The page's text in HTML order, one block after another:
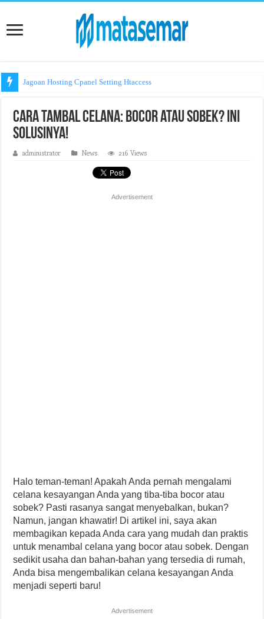
Jagoan Hosting Cpanel Setting Htaccess
Cara Tambal Celana: Bocor atau Sobek? Ini
Solusinya!
administrator News 216 Views
Advertisement
Halo teman-teman! Apakah Anda pernah mengalami
celana kesayangan Anda yang tiba-tiba bocor atau
sobek? Pasti rasanya sangat menyebalkan, bukan?
Namun, jangan khawatir! Di artikel ini, saya akan
membagikan kepada Anda cara yang mudah dan praktis
untuk menambal celana yang bocor atau sobek. Dengan
sedikit usaha dan bahan-bahan yang tersedia di rumah,
Anda bisa mengembalikan celana kesayangan Anda
menjadi seperti baru!
Advertisement